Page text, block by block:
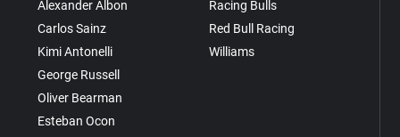
Alexander Albon
Carlos Sainz
Kimi Antonelli
George Russell
Oliver Bearman
Esteban Ocon
Racing Bulls
Red Bull Racing
Williams